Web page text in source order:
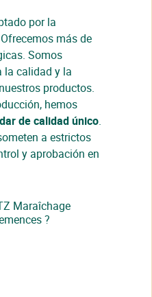
por la
más de
Somos
la calidad y la
productos.
hemos
de calidad único.
a estrictos
y aprobación en